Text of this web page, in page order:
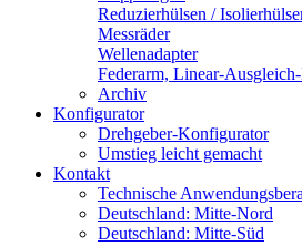
Reduzierhülsen /
Messräder
Wellenadapter
Federarm, Linear-
Archiv
Konfigurator
Drehgeber-Konfigurator
Umstieg leicht gemacht
Kontakt
Technische
Deutschland: Mitte-Nord
Deutschland: Mitte-Süd